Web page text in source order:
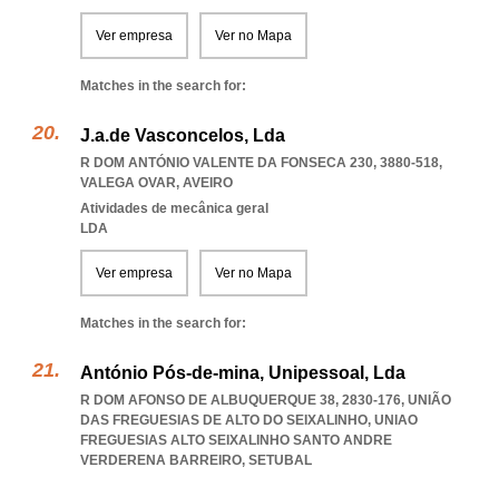
Ver empresa Ver no Mapa
Matches in the search for:
J.a.de Vasconcelos, Lda
R DOM ANTÓNIO VALENTE DA FONSECA 230, 3880-518,
VALEGA OVAR, AVEIRO
Atividades de mecânica geral
LDA
Ver empresa Ver no Mapa
Matches in the search for:
António Pós-de-mina, Unipessoal, Lda
R DOM AFONSO DE ALBUQUERQUE 38, 2830-176, UNIÃO
DAS FREGUESIAS DE ALTO DO SEIXALINHO, UNIAO
FREGUESIAS ALTO SEIXALINHO SANTO ANDRE
VERDERENA BARREIRO, SETUBAL